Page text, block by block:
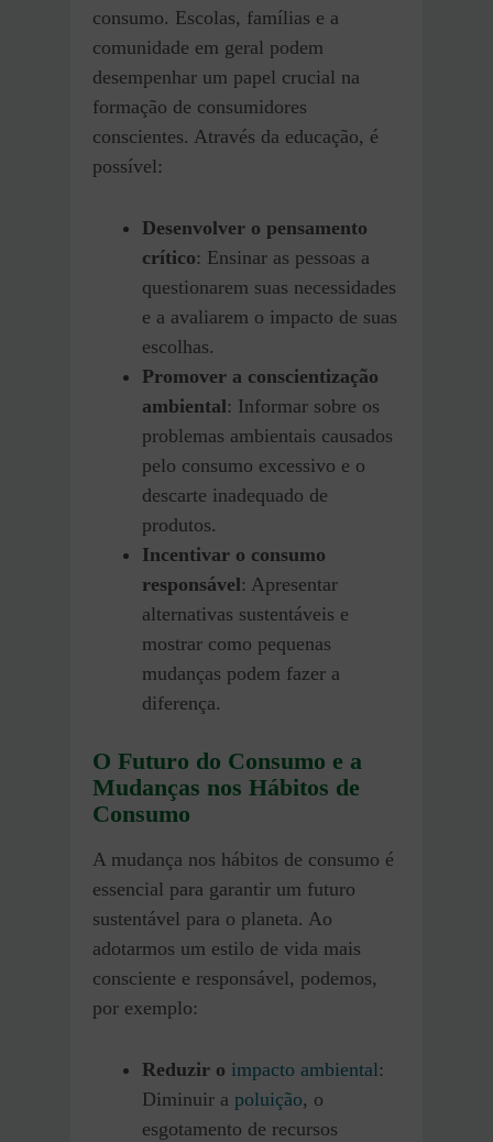
consumo. Escolas, famílias e a
comunidade em geral podem
desempenhar um papel crucial na
formação de consumidores
conscientes. Através da educação, é
possível:
Desenvolver o pensamento
crítico: Ensinar as pessoas a
questionarem suas necessidades
e a avaliarem o impacto de suas
escolhas.
Promover a conscientização
ambiental: Informar sobre os
problemas ambientais causados
pelo consumo excessivo e o
descarte inadequado de
produtos.
Incentivar o consumo
responsável: Apresentar
alternativas sustentáveis e
mostrar como pequenas
mudanças podem fazer a
diferença.
O Futuro do Consumo e a
Mudanças nos Hábitos de
Consumo
A mudança nos hábitos de consumo é
essencial para garantir um futuro
sustentável para o planeta. Ao
adotarmos um estilo de vida mais
consciente e responsável, podemos,
por exemplo:
Reduzir o impacto ambiental:
Diminuir a poluição, o
esgotamento de recursos